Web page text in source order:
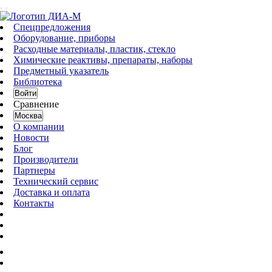
Спецпредложения
Оборудование, приборы
Расходные материалы, пластик, стекло
Химические реактивы, препараты, наборы
Предметный указатель
Библиотека
Войти
Сравнение
Москва
О компании
Новости
Блог
Производители
Партнеры
Технический сервис
Доставка и оплата
Контакты